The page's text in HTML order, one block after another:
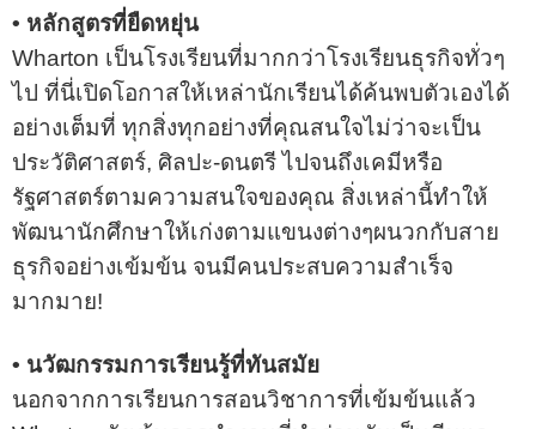
• หลักสูตรที่ยืดหยุ่น
Wharton เป็นโรงเรียนที่มากกว่าโรงเรียนธุรกิจทั่วๆ
ไป ที่นี่เปิดโอกาสให้เหล่านักเรียนได้ค้นพบตัวเองได้
อย่างเต็มที่ ทุกสิ่งทุกอย่างที่คุณสนใจไม่ว่าจะเป็น
ประวัติศาสตร์, ศิลปะ-ดนตรี ไปจนถึงเคมีหรือ
รัฐศาสตร์ตามความสนใจของคุณ สิ่งเหล่านี้ทำให้
พัฒนานักศึกษาให้เก่งตามแขนงต่างๆผนวกกับสาย
ธุรกิจอย่างเข้มข้น จนมีคนประสบความสำเร็จ
มากมาย!
• นวัฒกรรมการเรียนรู้ที่ทันสมัย
นอกจากการเรียนการสอนวิชาการที่เข้มข้นแล้ว